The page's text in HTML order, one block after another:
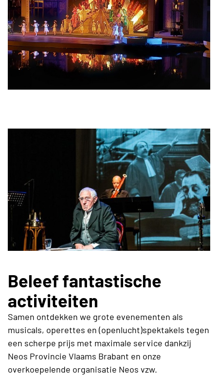
Beleef fantastische
activiteiten
Samen ontdekken we grote evenementen als
musicals, operettes en (openlucht)spektakels tegen
een scherpe prijs met maximale service dankzij
Neos Provincie Vlaams Brabant en onze
overkoepelende organisatie Neos vzw.